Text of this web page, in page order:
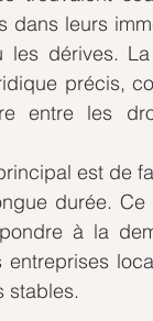
dans leurs
les dérives.
précis,
entre les
est de
durée.
à la
stables.